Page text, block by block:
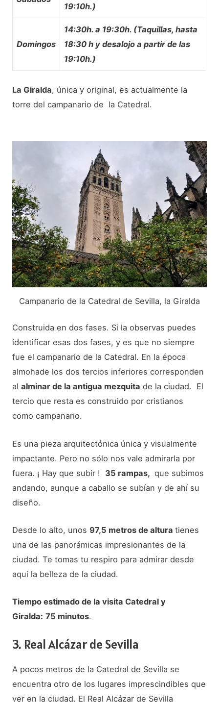
19:10h.)
Domingos
14:30h. a 19:30h. (Taquillas, hasta
18:30 h y desalojo a partir de las
19:10h.)
La Giralda, única y original, es actualmente la
torre del campanario de la Catedral.
Campanario de la Catedral de Sevilla, la Giralda
Construida en dos fases. Si la observas puedes
identificar esas dos fases, y es que no siempre
fue el campanario de la Catedral. En la época
almohade los dos tercios inferiores corresponden
alalminar de la antigua mezquita de la ciudad. El
tercio que resta es construido por cristianos
como campanario.
Es una pieza arquitectónica única y visualmente
impactante. Pero no sólo nos vale admirarla por
fuera. ¡ Hay que subir ! 35 rampas, que subimos
andando, aunque a caballo se subían y de ahí su
diseño.
Desde lo alto, unos 97,5 metros de alturatienes
una de las panorámicas impresionantes de la
ciudad. Te tomas tu respiro para admirar desde
aquí la belleza de la ciudad.
Tiempo estimado de la visita Catedral y
Giralda: 75 minutos.
3. Real Alcázar de Sevilla
A pocos metros de la Catedral de Sevilla se
encuentra otro de los lugares imprescindibles que
ver en la ciudad. El Real Alcázar de Sevilla